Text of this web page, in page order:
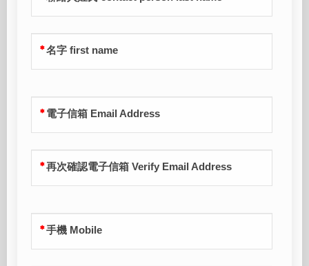
名字 first name
電子信箱 Email Address
再次確認電子信箱 Verify Email Address
手機 Mobile